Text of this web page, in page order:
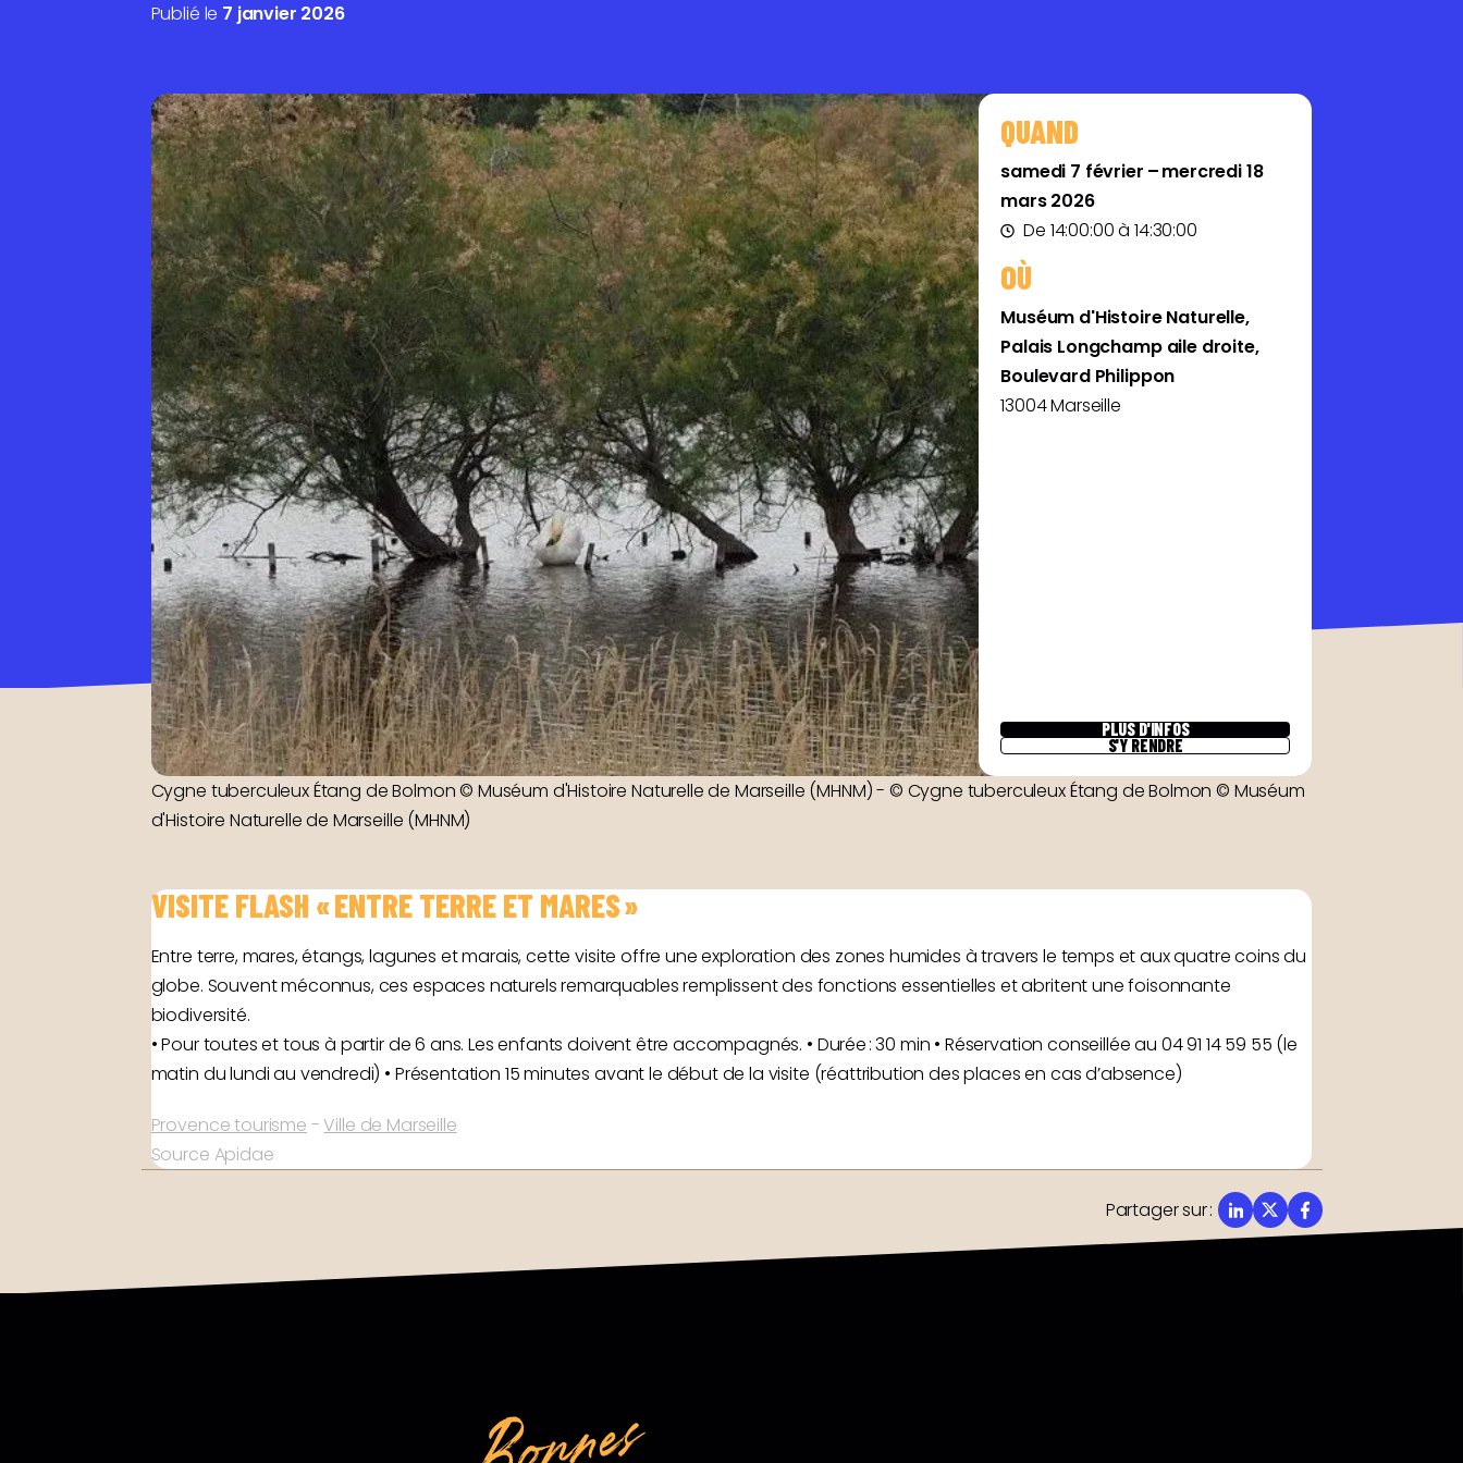
Publié le 7 janvier 2026
Cygne tuberculeux Étang de Bolmon © Muséum d'Histoire Naturelle de Marseille (MHNM) - © Cygne tuberculeux Étang de Bolmon © Muséum
d'Histoire Naturelle de Marseille (MHNM)
QUAND
samedi 7 février – mercredi 18
mars 2026
De 14:00:00 à 14:30:00
OÙ
Muséum d'Histoire Naturelle,
Palais Longchamp aile droite,
Boulevard Philippon
13004 Marseille
PLUS D'INFOS
S'Y RENDRE
VISITE FLASH « ENTRE TERRE ET MARES »
Entre terre, mares, étangs, lagunes et marais, cette visite offre une exploration des zones humides à travers le temps et aux quatre coins du
globe. Souvent méconnus, ces espaces naturels remarquables remplissent des fonctions essentielles et abritent une foisonnante
biodiversité.
• Pour toutes et tous à partir de 6 ans. Les enfants doivent être accompagnés. • Durée : 30 min • Réservation conseillée au 04 91 14 59 55 (le
matin du lundi au vendredi) • Présentation 15 minutes avant le début de la visite (réattribution des places en cas d’absence)
Provence tourisme -Ville de Marseille
Source Apidae
Partager sur: